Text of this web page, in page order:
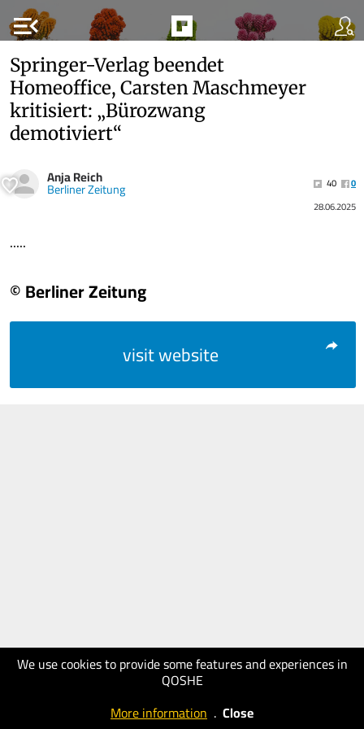
menu_open
We use cookies to provide some features and experiences in
QOSHE
More information . Close
Springer-Verlag beendet
Homeoffice, Carsten Maschmeyer
kritisiert: „Bürozwang
demotiviert“
Anja Reich
Berliner Zeitung 40
0
28.06.2025
.....
© Berliner Zeitung
visit website